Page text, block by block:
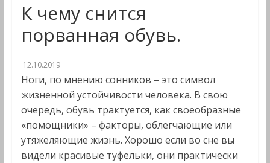
К чему снится
порванная обувь.
12.10.2019
Ноги, по мнению сонников – это символ
жизненной устойчивости человека. В свою
очередь, обувь трактуется, как своеобразные
«помощники» – факторы, облегчающие или
утяжеляющие жизнь. Хорошо если во сне вы
видели красивые туфельки, они практически